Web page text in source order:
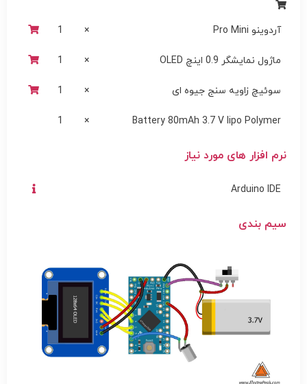
آردوینو Pro Mini ×
1
ماژول نمایشگر 0.9 اینچ OLED ×
1
سوئیچ زاویه سنج جیوه ای ×
1
Battery 80mAh 3.7 V lipo Polymer
×
1
نرم افزار های مورد نیاز
Arduino IDE
سیم بندی